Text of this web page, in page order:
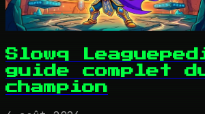
Slowq
guide complet
champion